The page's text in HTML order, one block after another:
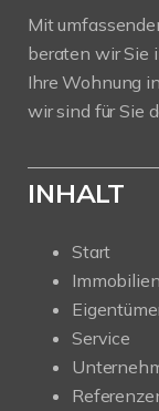
Mit
beraten wir Sie
Ihre Wohnung
wir sind für Sie
INHALT
Start
Immobilien
Service